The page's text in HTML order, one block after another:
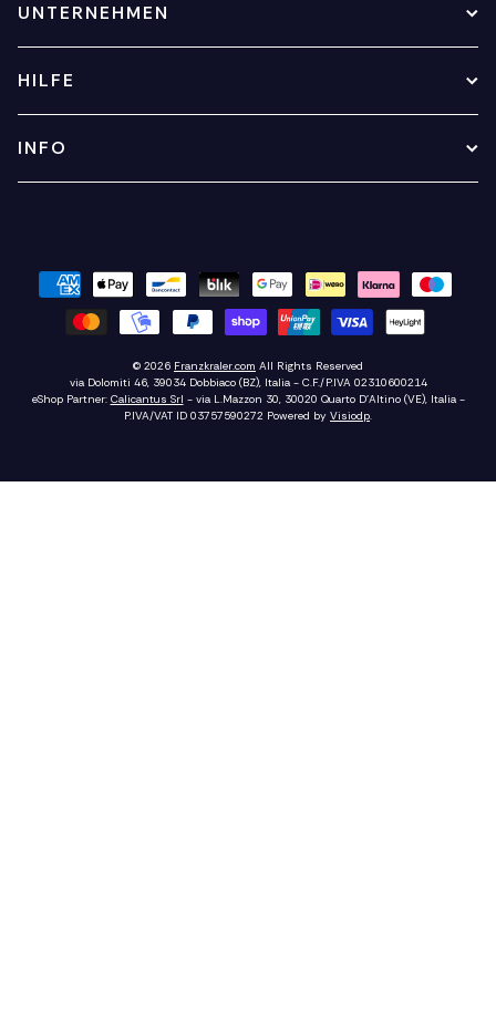
UNTERNEHMEN
HILFE
INFO
© 2026 Franzkraler.com All Rights Reserved
via Dolomiti 46, 39034 Dobbiaco (BZ), Italia - C.F./P.IVA 02310600214
eShop Partner: Calicantus Srl - via L.Mazzon 30, 30020 Quarto D'Altino (VE), Italia -
P.IVA/VAT ID 03757590272 Powered by Visiodp.